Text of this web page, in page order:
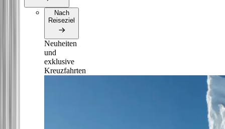
Nach
Reiseziel
Neuheiten
und
exklusive
Kreuzfahrten